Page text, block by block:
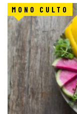
MONO CULTO